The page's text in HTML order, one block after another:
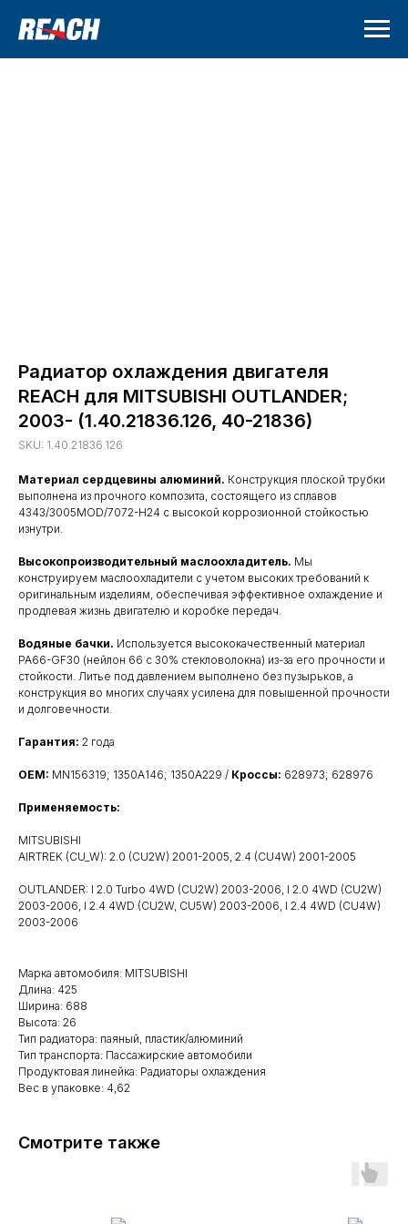
Радиатор охлаждения двигателя
REACH для MITSUBISHI OUTLANDER;
2003- (1.40.21836.126, 40-21836)
SKU: 1.40.21836.126
Материал сердцевины алюминий. Конструкция плоской трубки
выполнена из прочного композита, состоящего из сплавов
4343/3005MOD/7072-H24 с высокой коррозионной стойкостью
изнутри.
Высокопроизводительный маслоохладитель. Мы
конструируем маслоохладители с учетом высоких требований к
оригинальным изделиям, обеспечивая эффективное охлаждение и
продлевая жизнь двигателю и коробке передач.
Водяные бачки. Используется высококачественный материал
PA66-GF30 (нейлон 66 с 30% стекловолокна) из-за его прочности и
стойкости. Литье под давлением выполнено без пузырьков, а
конструкция во многих случаях усилена для повышенной прочности
и долговечности.
Гарантия: 2 года
OEM: MN156319; 1350A146; 1350A229 / Кроссы: 628973; 628976
Применяемость:
MITSUBISHI
AIRTREK (CU_W): 2.0 (CU2W) 2001-2005, 2.4 (CU4W) 2001-2005
OUTLANDER: I 2.0 Turbo 4WD (CU2W) 2003-2006, I 2.0 4WD (CU2W)
2003-2006, I 2.4 4WD (CU2W, CU5W) 2003-2006, I 2.4 4WD (CU4W)
2003-2006
Марка автомобиля: MITSUBISHI
Длина: 425
Ширина: 688
Высота: 26
Тип радиатора: паяный, пластик/алюминий
Тип транспорта: Пассажирские автомобили
Продуктовая линейка: Радиаторы охлаждения
Вес в упаковке: 4,62
Смотрите также